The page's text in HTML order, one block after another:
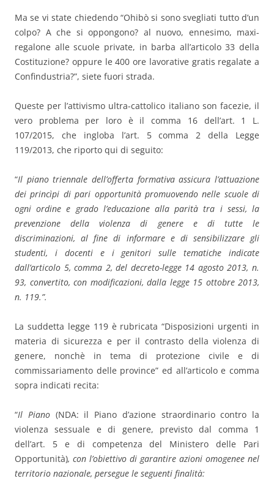
Ma se vi state chiedendo “Ohibò si sono svegliati tutto d’un
colpo? A che si oppongono? al nuovo, ennesimo, maxi-
regalone alle scuole private, in barba all’articolo 33 della
Costituzione? oppure le 400 ore lavorative gratis regalate a
Confindustria?”, siete fuori strada.
Queste per l’attivismo ultra-cattolico italiano son facezie, il
vero problema per loro è il comma 16 dell’art. 1 L.
107/2015, che ingloba l’art. 5 comma 2 della Legge
119/2013, che riporto qui di seguito:
“Il piano triennale dell’offerta formativa assicura l’attuazione
dei princìpi di pari opportunità promuovendo nelle scuole di
ogni ordine e grado l’educazione alla parità tra i sessi, la
prevenzione della violenza di genere e di tutte le
discriminazioni, al fine di informare e di sensibilizzare gli
studenti, i docenti e i genitori sulle tematiche indicate
dall’articolo 5, comma 2, del decreto-legge 14 agosto 2013, n.
93, convertito, con modificazioni, dalla legge 15 ottobre 2013,
n. 119.”.
La suddetta legge 119 è rubricata “Disposizioni urgenti in
materia di sicurezza e per il contrasto della violenza di
genere, nonchè in tema di protezione civile e di
commissariamento delle province” ed all’articolo e comma
sopra indicati recita:
“Il Piano (NDA: il Piano d’azione straordinario contro la
violenza sessuale e di genere, previsto dal comma 1
dell’art. 5 e di competenza del Ministero delle Pari
Opportunità), con l’obiettivo di garantire azioni omogenee nel
territorio nazionale, persegue le seguenti finalità: